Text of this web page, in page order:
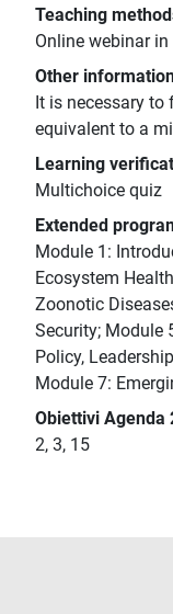
Teaching
Online webinar
Other
It is necessary
equivalent to a
Learning
Multichoice quiz
Extended
Module 1:
Ecosystem
Zoonotic
Security; Module
Policy,
Module 7:
Obiettivi Agenda
2, 3, 15